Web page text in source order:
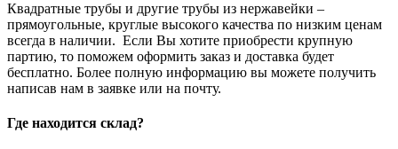
Квадратные трубы и другие трубы из нержавейки –
прямоугольные, круглые высокого качества по низким ценам
всегда в наличии. Если Вы хотите приобрести крупную
партию, то поможем оформить заказ и доставка будет
бесплатно. Более полную информацию вы можете получить
написав нам в заявке или на почту.
Где находится склад?